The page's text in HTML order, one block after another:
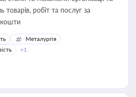
товарів, робіт та послуг за
кошти
Металургія
+1